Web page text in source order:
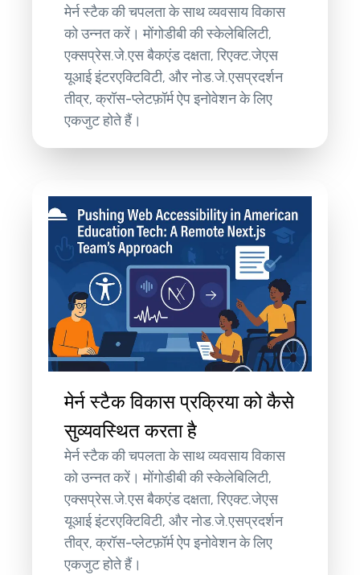
मेर्न स्टैक की चपलता के साथ व्यवसाय विकास
को उन्नत करें। मोंगोडीबी की स्केलेबिलिटी,
एक्सप्रेस.जे.एस बैकएंड दक्षता, रिएक्ट.जेएस
यूआई इंटरएक्टिविटी, और नोड.जे.एसप्रदर्शन
तीव्र, क्रॉस-प्लेटफ़ॉर्म ऐप इनोवेशन के लिए
एकजुट होते हैं।
मेर्न स्टैक विकास प्रक्रिया को कैसे
सुव्यवस्थित करता है
मेर्न स्टैक की चपलता के साथ व्यवसाय विकास
को उन्नत करें। मोंगोडीबी की स्केलेबिलिटी,
एक्सप्रेस.जे.एस बैकएंड दक्षता, रिएक्ट.जेएस
यूआई इंटरएक्टिविटी, और नोड.जे.एसप्रदर्शन
तीव्र, क्रॉस-प्लेटफ़ॉर्म ऐप इनोवेशन के लिए
एकजुट होते हैं।